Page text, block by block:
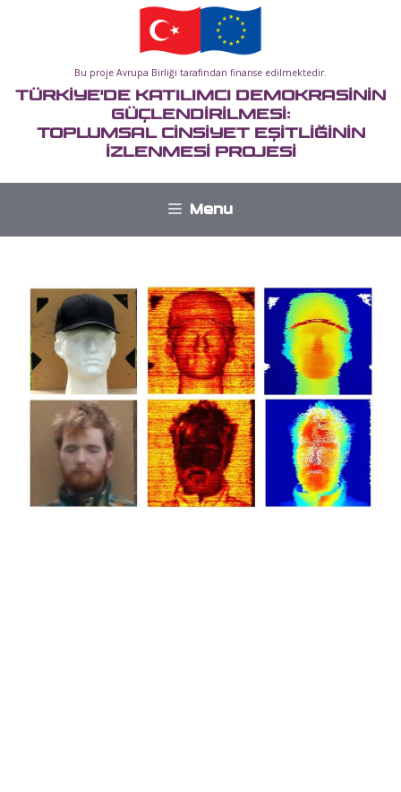
Bu proje Avrupa Birliği tarafından finanse edilmektedir.
TÜRKİYE'DE KATILIMCI DEMOKRASİNİN
GÜÇLENDİRİLMESİ:
TOPLUMSAL CİNSİYET EŞİTLİĞİNİN
İZLENMESİ PROJESİ
Menu